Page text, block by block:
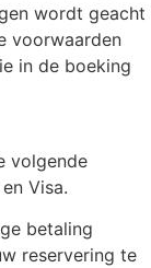
wordt geacht
voorwaarden
in de boeking
volgende
Visa.
betaling
reservering te